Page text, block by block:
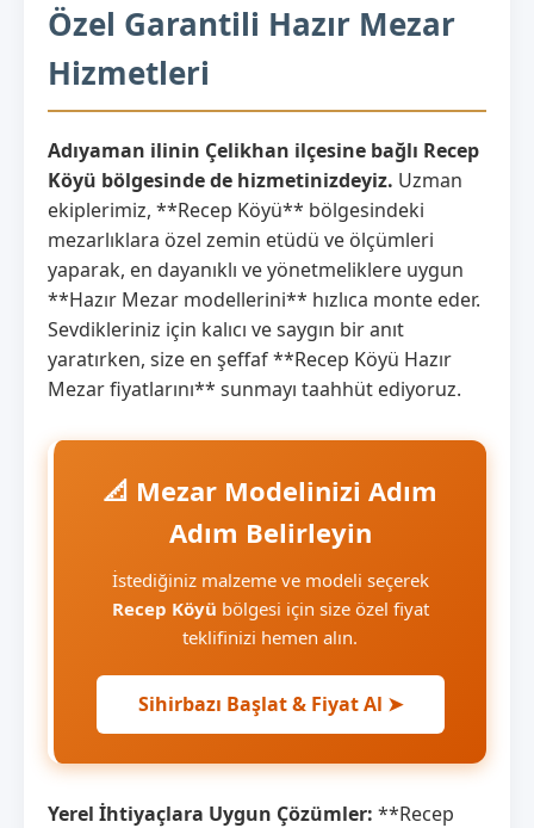
Özel Garantili Hazır Mezar
Hizmetleri
Adıyaman ilinin Çelikhan ilçesine bağlı Recep
Köyü bölgesinde de hizmetinizdeyiz. Uzman
ekiplerimiz, **Recep Köyü** bölgesindeki
mezarlıklara özel zemin etüdü ve ölçümleri
yaparak, en dayanıklı ve yönetmeliklere uygun
**Hazır Mezar modellerini** hızlıca monte eder.
Sevdikleriniz için kalıcı ve saygın bir anıt
yaratırken, size en şeffaf **Recep Köyü Hazır
Mezar fiyatlarını** sunmayı taahhüt ediyoruz.
📐 Mezar Modelinizi Adım
Adım Belirleyin
İstediğiniz malzeme ve modeli seçerek
Recep Köyü bölgesi için size özel fiyat
teklifinizi hemen alın.
Sihirbazı Başlat & Fiyat Al ➤
Yerel İhtiyaçlara Uygun Çözümler: **Recep